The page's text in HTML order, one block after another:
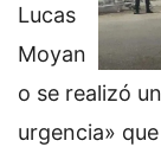
Lucas
Moyan
o se realizó
urgencia»